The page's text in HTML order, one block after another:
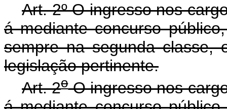
Art. 2º O ingresso nos
á mediante concurso
sempre na segunda classe,
legislação pertinente.
Art. 2oO ingresso nos